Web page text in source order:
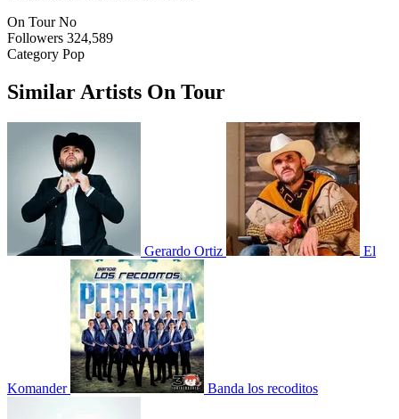
On Tour No
Followers 324,589
Category Pop
Similar Artists On Tour
Gerardo Ortiz El
Komander Banda los recoditos